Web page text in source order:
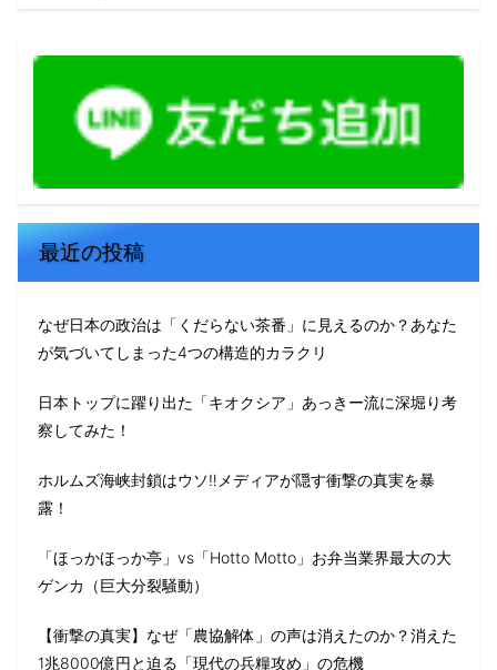
最近の投稿
なぜ日本の政治は「くだらない茶番」に見えるのか？あなた
が気づいてしまった4つの構造的カラクリ
日本トップに躍り出た「キオクシア」あっきー流に深堀り考
察してみた！
ホルムズ海峡封鎖はウソ‼️メディアが隠す衝撃の真実を暴
露！
「ほっかほっか亭」vs「Hotto Motto」お弁当業界最大の大
ゲンカ（巨大分裂騒動）
【衝撃の真実】なぜ「農協解体」の声は消えたのか？消えた
1兆8000億円と迫る「現代の兵糧攻め」の危機